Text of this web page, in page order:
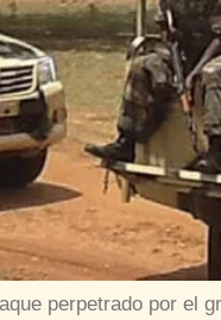
perpetrado por el